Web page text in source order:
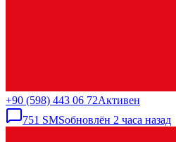
+90 (598) 443 06 72Активен
751 SMSобновлён 2 часа назад